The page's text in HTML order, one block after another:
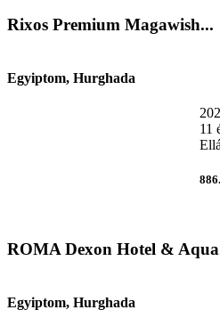
Rixos Premium Magawish...
Egyiptom, Hurghada
11
ROMA Dexon Hotel &
Egyiptom, Hurghada